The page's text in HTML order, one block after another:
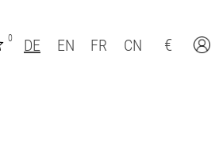
0 DE EN FR CN €